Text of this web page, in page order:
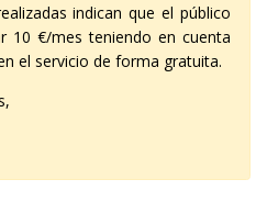
indican que el público
10 €/mes teniendo en cuenta
el servicio de forma gratuita.